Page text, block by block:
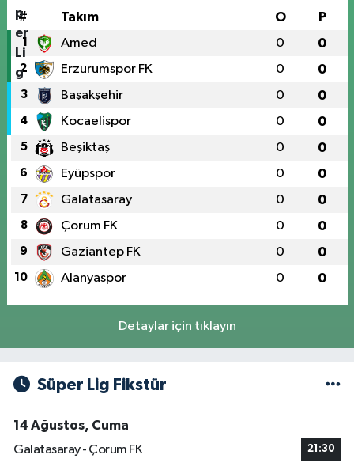
# Takım O P
1 Amed 0 0
2 Erzurumspor FK 0 0
3 Başakşehir 0 0
4 Kocaelispor 0 0
5 Beşiktaş 0 0
6 Eyüpspor 0 0
7 Galatasaray 0 0
8 Çorum FK 0 0
9 Gaziantep FK 0 0
10 Alanyaspor 0 0
Detaylar için tıklayın
Süper Lig Fikstür
14 Ağustos, Cuma
Galatasaray - Çorum FK
21:30